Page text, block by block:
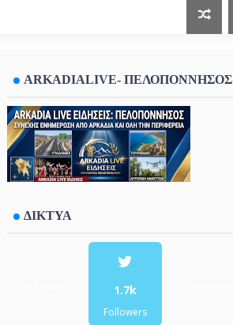
ARKADIALIVE- ΠΕΛΟΠΟΝΝΗΣΟΣ
ΔΙΚΤΥΑ
1.7k
Followers